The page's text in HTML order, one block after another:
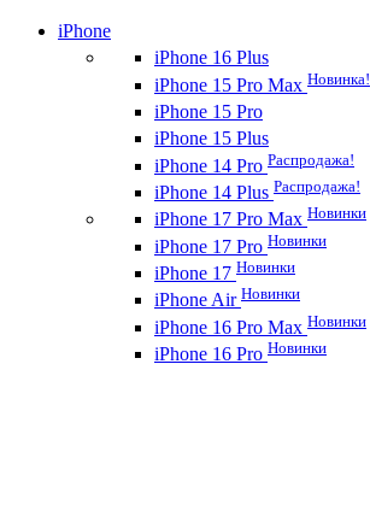
iPhone
iPhone 16 Plus
iPhone 15 Pro Max Новинка!
iPhone 15 Pro
iPhone 15 Plus
iPhone 14 Pro Распродажа!
iPhone 14 Plus Распродажа!
iPhone 17 Pro Max Новинки
iPhone 17 Pro Новинки
iPhone 17 Новинки
iPhone Air Новинки
iPhone 16 Pro Max Новинки
iPhone 16 Pro Новинки